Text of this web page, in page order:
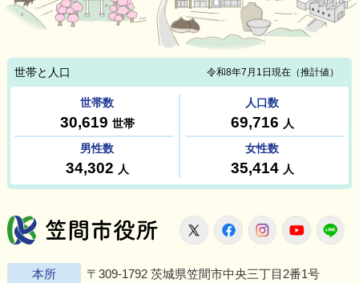
笠間市役所
X FacebookInstagram
本所 〒309-1792 茨城県笠間市中央三丁目2番1号